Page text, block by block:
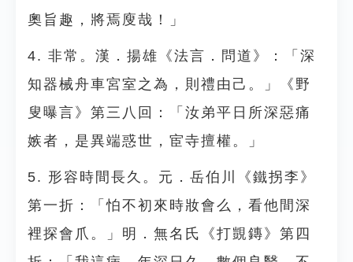
奧旨趣，將焉廋哉！」
4. 非常。漢．揚雄《法言．問道》：「深
知器械舟車宮室之為，則禮由己。」《野
叟曝言》第三八回：「汝弟平日所深惡痛
嫉者，是異端惑世，宦寺擅權。」
5. 形容時間長久。元．岳伯川《鐵拐李》
第一折：「怕不初來時妝會么，看他間深
裡探會爪。」明．無名氏《打覬鏄》第四